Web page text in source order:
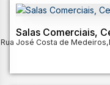
Salas Comerciais,
Rua José Costa de Medeiros,